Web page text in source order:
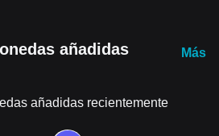
añadidas
Más
añadidas recientemente